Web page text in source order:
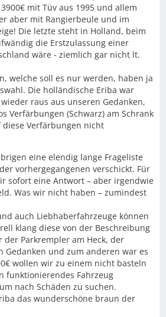
mit Tüv aus 1995 und allem
aber mit Rangierbeule und im
Die letzte steht in Holland, beim
die Erstzulassung einer
wäre - ziemlich gar nicht lt.
welche soll es nur werden, haben ja
Die holländische Eriba war
raus aus unseren Gedanken,
Verfärbungen (Schwarz) am Schrank
Verfärbungen nicht
eine elendig lange Frageliste
vorhergegangenen verschickt. Für
sofort eine Antwort – aber irgendwie
Was wir nicht haben – zumindest
auch Liebhaberfahrzeuge können
klang diese von der Beschreibung
Parkrempler am Heck, der
Gedanken und zum anderen war es
wollen wir zu einem nicht basteln
funktionierendes Fahrzeug
nach Schäden zu suchen.
das wunderschöne braun der